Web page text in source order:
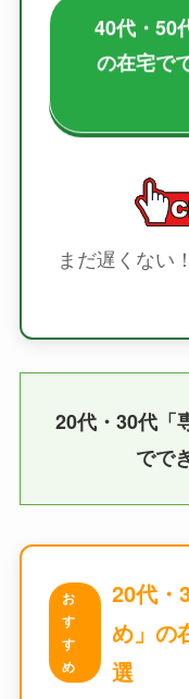
40代・50
の在宅で
まだ遅くない
20代・30代「
でで
お
す
す
め
20代・
め」の
選